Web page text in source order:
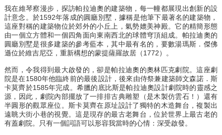
我在維琴察漫步，探訪帕拉迪奧的建築物，每一幢都展現出創新的設
計意念。於1592年落成的圓廳別墅，據稱是他筆下最著名的建築物，
這座對稱的建築物位於郊外的小丘上，氣勢媲美神殿。它的精簡形態
由一個立方體和一個四角面向東南西北的球體穹頂組成。帕拉迪奧的
圓廳別墅是很多建築的參考藍本，其中最有名的，要數湯瑪斯．傑佛
遜位於維吉尼亞，重新構想的蒙提薩羅故居（1772）。
然而，令我得到最大啟發的，卻是帕拉迪奧的奧林匹克劇院。這座劇
院是在1580年他臨終前的最後設計，後來由侍祭兼建築師文森諾．斯
卡莫齊於1585年完成。希臘的底比斯是帕拉迪奧設計劇院時的靈感之
源，因此，劇院內部擺放了一排排古典雕塑（是木製仿雲石！）還有
半圓形的觀眾座位。斯卡莫齊在原址設計了獨特的木造舞台，複製出
遠眺大街小巷的視覺。這是現存的最古老舞台，位於世界上最古老的
有蓋劇院。只有一個詞語可以形容我當時的心情：深受啟發。